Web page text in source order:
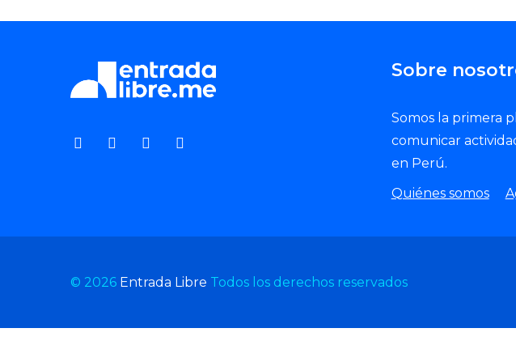
Sobre
Somos la primera
comunicar
en Perú.
Quiénes somos
© 2026 Entrada Libre Todos los derechos reservados